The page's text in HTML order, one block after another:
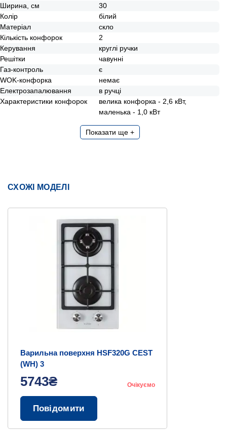
Ширина, см
30
Колір
білий
Матеріал
скло
Кількість конфорок
2
Керування
круглі ручки
Решітки
чавунні
Газ-контроль
є
WOK-конфорка
немає
Електрозапалювання
в ручці
Характеристики конфорок
велика конфорка - 2,6 кВт,
маленька - 1,0 кВт
Показати ще +
СХОЖІ МОДЕЛІ
Варильна поверхня HSF320G CEST
(WH) 3
5743₴ Очікуємо
Повідомити